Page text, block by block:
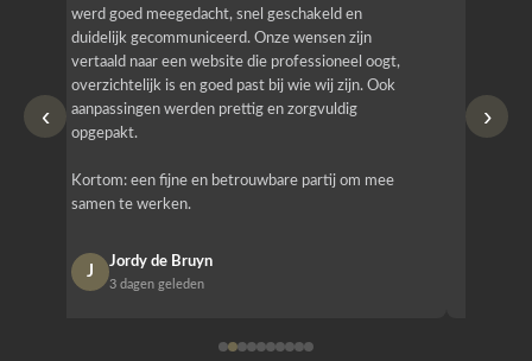
‹
werd goed meegedacht, snel geschakeld en
duidelijk gecommuniceerd. Onze wensen zijn
vertaald naar een website die professioneel oogt,
overzichtelijk is en goed past bij wie wij zijn. Ook
aanpassingen werden prettig en zorgvuldig
opgepakt.
Kortom: een fijne en betrouwbare partij om mee
samen te werken.
J
Jordy de Bruyn
3 dagen geleden
›